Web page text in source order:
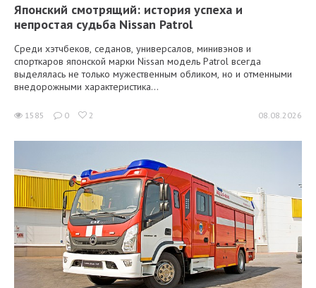
Японский смотрящий: история успеха и
непростая судьба Nissan Patrol
Среди хэтчбеков, седанов, универсалов, минивэнов и
спорткаров японской марки Nissan модель Patrol всегда
выделялась не только мужественным обликом, но и отменными
внедорожными характеристика...
1585 0 2 08.08.2026